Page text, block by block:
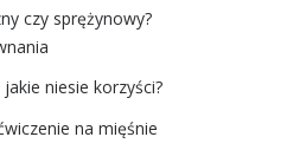
czy sprężynowy?
niesie korzyści?
na mięśnie